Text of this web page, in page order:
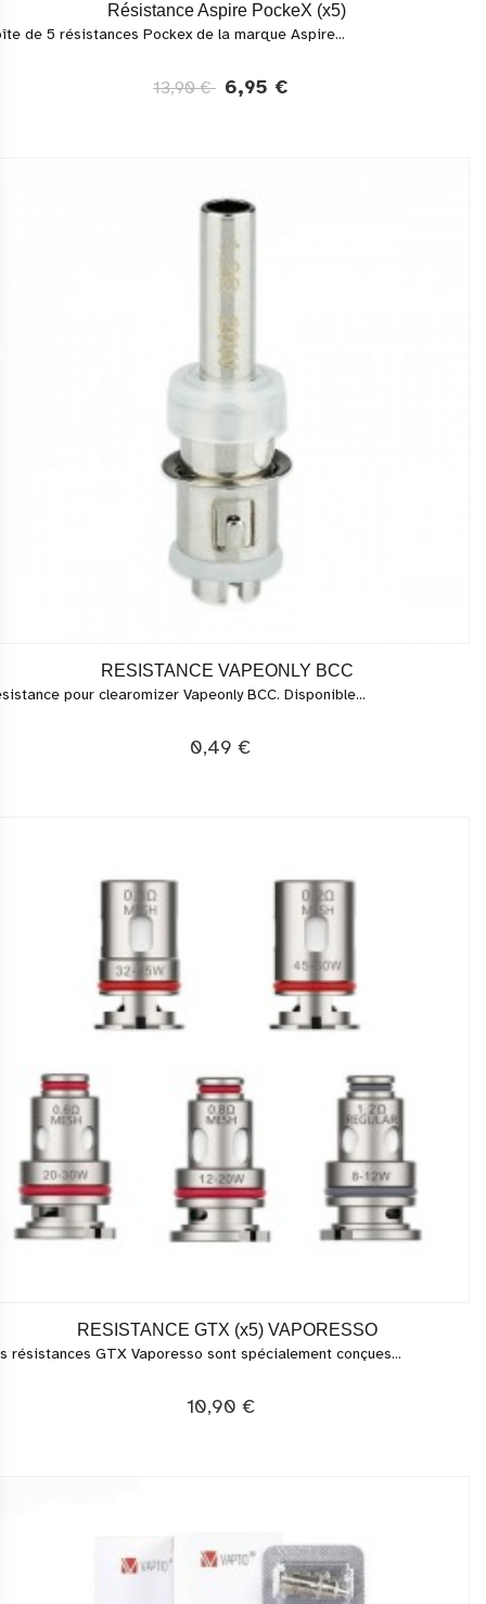
Résistance Aspire PockeX (x5)
de 5 résistances Pockex de la marque Aspire...
13,90 € 6,95 €
RESISTANCE VAPEONLY BCC
pour clearomizer Vapeonly BCC. Disponible...
0,49 €
RESISTANCE GTX (x5) VAPORESSO
résistances GTX Vaporesso sont spécialement conçues...
10,90 €